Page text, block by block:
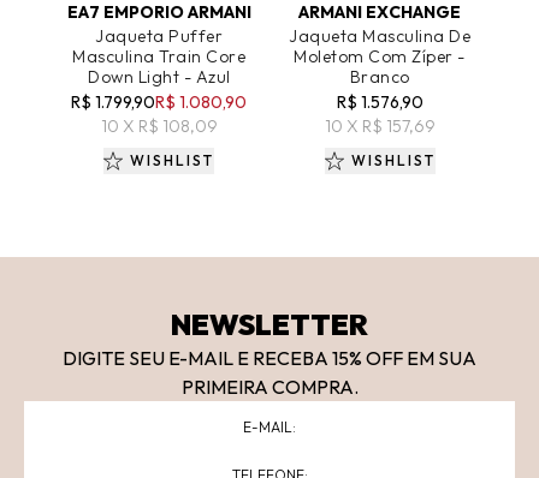
EA7 EMPORIO ARMANI
Jaqueta Puffer
Masculina Train Core
Down Light - Azul
R$ 1.799,90R$ 1.080,90
10 X R$ 108,09
WISHLIST
ARMANI EXCHANGE
Jaqueta Masculina De
Moletom Com Zíper -
Branco
R$ 1.576,90
10 X R$ 157,69
WISHLIST
NEWSLETTER
DIGITE SEU E-MAIL E RECEBA 15% OFF EM SUA
PRIMEIRA COMPRA.